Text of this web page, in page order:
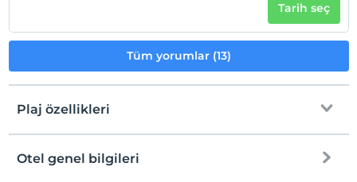
Odalarda sigara içilmez
Giriş saatleri
Tesise 14:00 – 23:00 saatleri arasında giriş yapılabilir. Bu
saatler dışında giriş kapısı kapalıdır.
Her bir oda için 6 yaşına kadar 1 çocuk ücretsizdir
Tarih seç
Tüm yorumlar (13)
Plaj özellikleri
Plaja
Otel genel bilgileri